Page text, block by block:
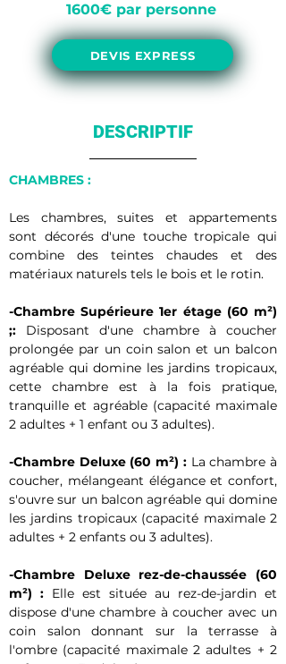
1600€ par personne
DEVIS EXPRESS
DESCRIPTIF
CHAMBRES :
Les chambres, suites et appartements
sont décorés d'une touche tropicale qui
combine des teintes chaudes et des
matériaux naturels tels le bois et le rotin.
-Chambre Supérieure 1er étage (60 m²)
;: Disposant d'une chambre à coucher
prolongée par un coin salon et un balcon
agréable qui domine les jardins tropicaux,
cette chambre est à la fois pratique,
tranquille et agréable (capacité maximale
2 adultes + 1 enfant ou 3 adultes).
-Chambre Deluxe (60 m²) : La chambre à
coucher, mélangeant élégance et confort,
s'ouvre sur un balcon agréable qui domine
les jardins tropicaux (capacité maximale 2
adultes + 2 enfants ou 3 adultes).
-Chambre Deluxe rez-de-chaussée (60
m²) : Elle est située au rez-de-jardin et
dispose d'une chambre à coucher avec un
coin salon donnant sur la terrasse à
l'ombre (capacité maximale 2 adultes + 2